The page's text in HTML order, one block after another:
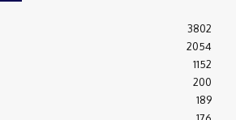
3802
2054
1152
200
189